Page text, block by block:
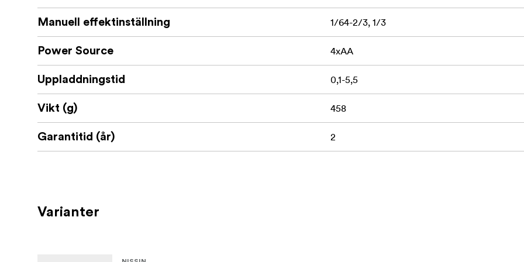
Manuell effektinställning 1/64-2/3, 1/3
Power Source 4xAA
Uppladdningstid 0,1-5,5
Vikt (g) 458
Garantitid (år) 2
Varianter